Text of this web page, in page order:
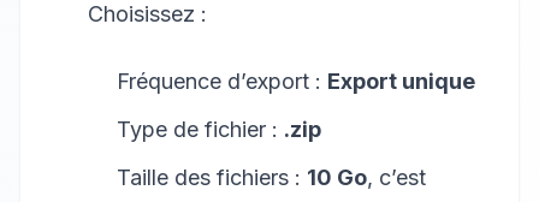
Choisissez :
Fréquence d’export : Export unique
Type de fichier : .zip
Taille des fichiers : 10 Go, c’est